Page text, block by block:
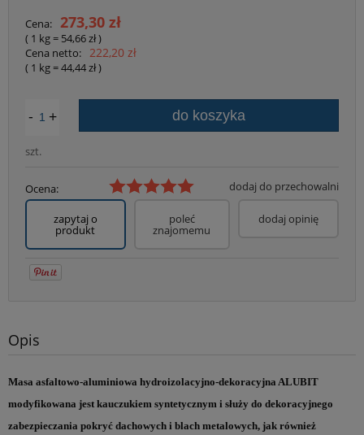
Cena: 273,30 zł
( 1 kg= 54,66 zł)
Cena netto: 222,20 zł
( 1 kg=44,44 zł)
+
-
szt.
do koszyka
Ocena: dodaj do przechowalni
zapytaj o
produkt
poleć
znajomemu
dodaj opinię
Opis
Masa asfaltowo-aluminiowa hydroizolacyjno-dekoracyjna ALUBIT
modyfikowana jest kauczukiem syntetycznym i służy do dekoracyjnego
zabezpieczania pokryć dachowych i blach metalowych, jak również